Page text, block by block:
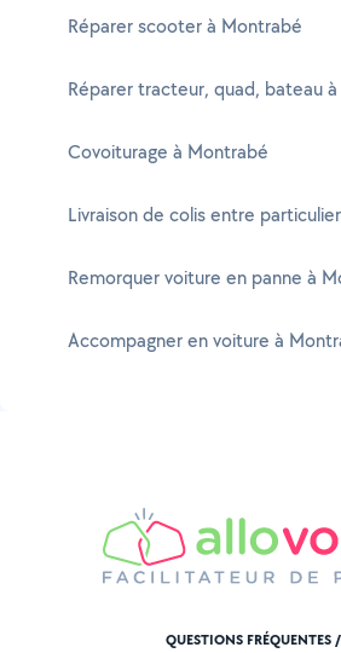
Réparer scooter à Montrabé
Réparer tracteur, quad, bateau
Covoiturage à Montrabé
Livraison de colis entre
Remorquer voiture en panne à
Accompagner en voiture à
QUESTIONS FRÉQUENTES